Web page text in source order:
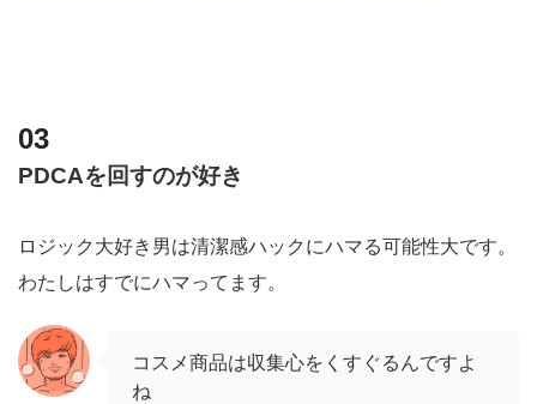
PDCAを回すのが好き
ロジック大好き男は清潔感ハックにハマる可能性大です。
わたしはすでにハマってます。
コスメ商品は収集心をくすぐるんですよ
ね